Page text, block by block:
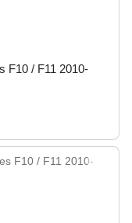
F10 / F11 2010-